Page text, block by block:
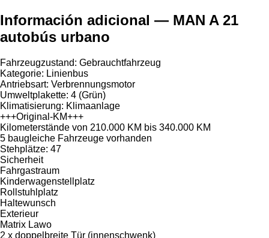
Información adicional — MAN A 21
autobús urbano
Fahrzeugzustand: Gebrauchtfahrzeug
Kategorie: Linienbus
Antriebsart: Verbrennungsmotor
Umweltplakette: 4 (Grün)
Klimatisierung: Klimaanlage
+++Original-KM+++
Kilometerstände von 210.000 KM bis 340.000 KM
5 baugleiche Fahrzeuge vorhanden
Stehplätze: 47
Sicherheit
Fahrgastraum
Kinderwagenstellplatz
Rollstuhlplatz
Haltewunsch
Exterieur
Matrix Lawo
2 x doppelbreite Tür (innenschwenk)